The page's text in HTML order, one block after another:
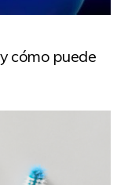
cómo puede